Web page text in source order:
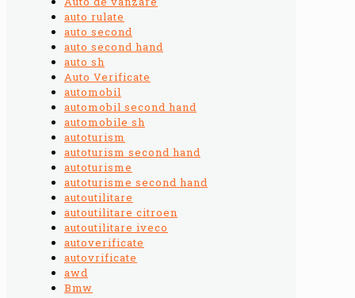
auto rulate
auto second
auto second hand
auto sh
Auto Verificate
automobil
automobil second hand
automobile sh
autoturism
autoturism second hand
autoturisme
autoturisme second hand
autoutilitare
autoutilitare citroen
autoutilitare iveco
autoverificate
autovrificate
awd
Bmw